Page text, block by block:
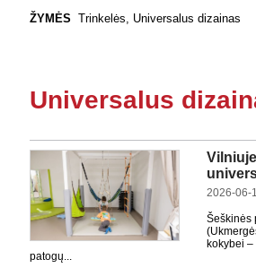
ŽYMĖS Trinkelės, Universalus dizainas
Universalus
2026-06-
Šeškinės
kokybei
patogų...